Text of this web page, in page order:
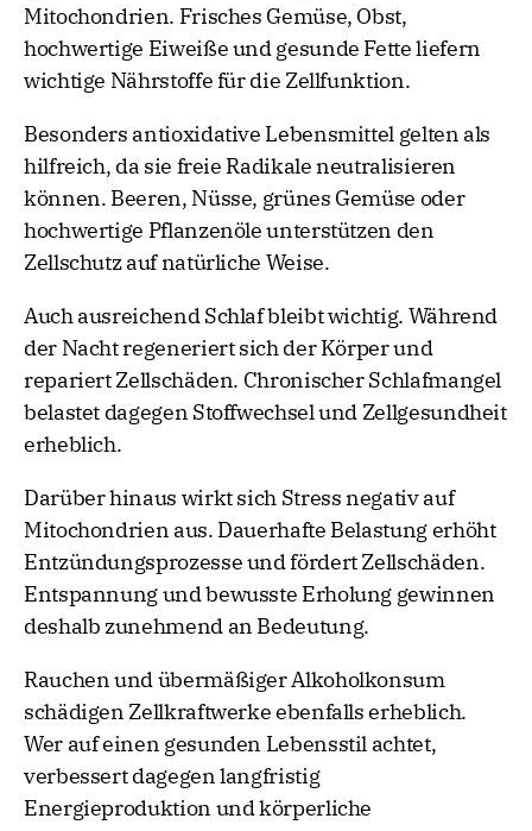
Mitochondrien. Frisches Gemüse, Obst,
hochwertige Eiweiße und gesunde Fette liefern
wichtige Nährstoffe für die Zellfunktion.
Besonders antioxidative Lebensmittel gelten als
hilfreich, da sie freie Radikale neutralisieren
können. Beeren, Nüsse, grünes Gemüse oder
hochwertige Pflanzenöle unterstützen den
Zellschutz auf natürliche Weise.
Auch ausreichend Schlaf bleibt wichtig. Während
der Nacht regeneriert sich der Körper und
repariert Zellschäden. Chronischer Schlafmangel
belastet dagegen Stoffwechsel und Zellgesundheit
erheblich.
Darüber hinaus wirkt sich Stress negativ auf
Mitochondrien aus. Dauerhafte Belastung erhöht
Entzündungsprozesse und fördert Zellschäden.
Entspannung und bewusste Erholung gewinnen
deshalb zunehmend an Bedeutung.
Rauchen und übermäßiger Alkoholkonsum
schädigen Zellkraftwerke ebenfalls erheblich.
Wer auf einen gesunden Lebensstil achtet,
verbessert dagegen langfristig
Energieproduktion und körperliche